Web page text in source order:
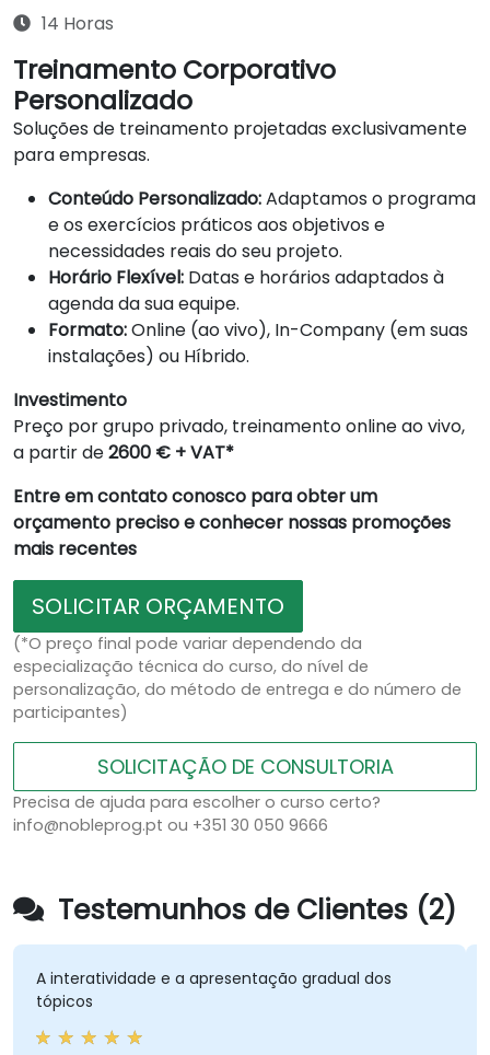
14 Horas
Treinamento Corporativo
Personalizado
Soluções de treinamento projetadas exclusivamente
para empresas.
Conteúdo Personalizado:Adaptamos o programa
e os exercícios práticos aos objetivos e
necessidades reais do seu projeto.
Horário Flexível: Datas e horários adaptados à
agenda da sua equipe.
Formato:Online (ao vivo), In-Company (em suas
instalações) ou Híbrido.
Investimento
Preço por grupo privado, treinamento online ao vivo,
a partir de2600 € + VAT*
Entre em contato conosco para obter um
orçamento preciso e conhecer nossas promoções
mais recentes
SOLICITAR ORÇAMENTO
(*O preço final pode variar dependendo da
especialização técnica do curso, do nível de
personalização, do método de entrega e do número de
participantes)
SOLICITAÇÃO DE CONSULTORIA
Precisa de ajuda para escolher o curso certo?
info@nobleprog.pt ou +351 30 050 9666
Testemunhos de Clientes (2)
interatividade e a apresentação gradual dos